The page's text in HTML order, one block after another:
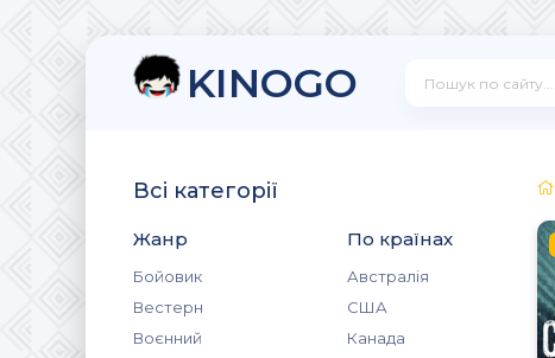
KINOGO
Всі категорії
Жанр
Бойовик
Вестерн
Воєнний
По країнах
Австралія
США
Канада